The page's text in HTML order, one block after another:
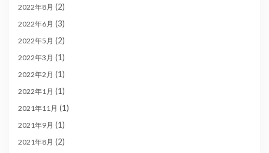
2022年8月 (2)
2022年6月 (3)
2022年5月 (2)
2022年3月 (1)
2022年2月 (1)
2022年1月 (1)
2021年11月 (1)
2021年9月 (1)
2021年8月 (2)